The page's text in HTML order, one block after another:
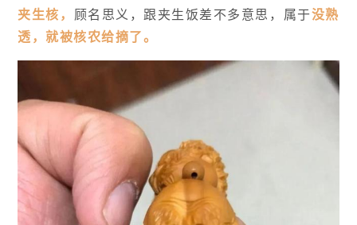
夹生核， 顾名思义，跟夹生饭差不多意思，属于没熟
透，就被核农给摘了。